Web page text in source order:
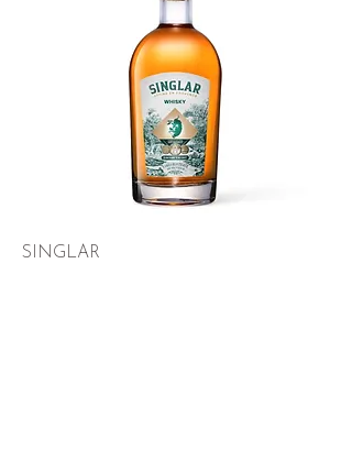
SINGLAR